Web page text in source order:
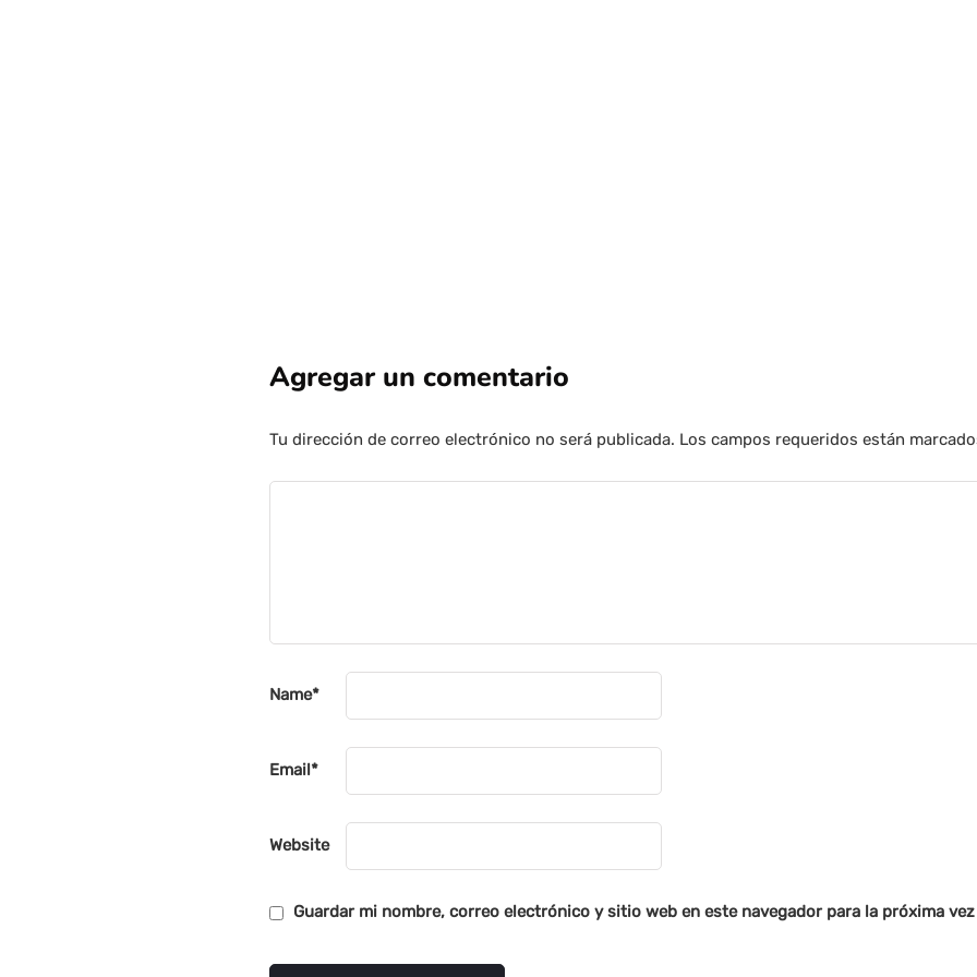
Agregar un comentario
Tu dirección de correo electrónico no será publicada. Los campos requeridos están
Name*
Email*
Website
Guardar mi nombre, correo electrónico y sitio web en este navegador para la próxima